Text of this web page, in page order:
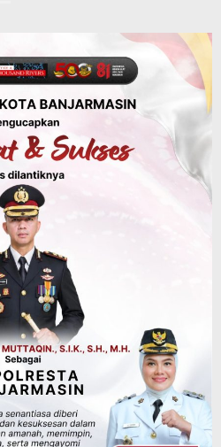
Berhasil
LH Kunjungi
Paparkan
Wilayah
Bupati Cup Basket
dan
Indoor 2027